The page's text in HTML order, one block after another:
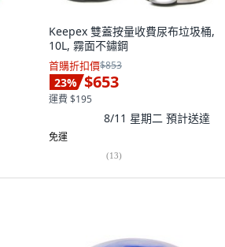
Keepex 雙蓋按量收費尿布垃圾桶,
10L, 霧面不鏽鋼
首購折扣價$853
23% $653
運費 $195
8/11 星期二 預計送達
免運
(13)